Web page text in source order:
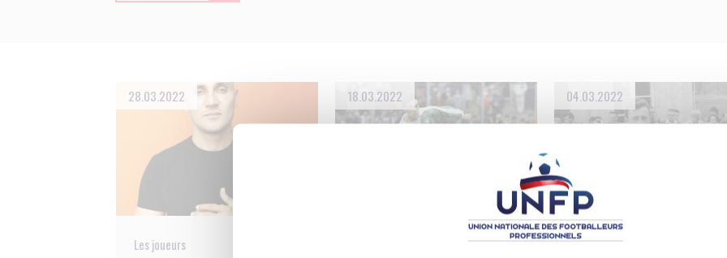
28.03.2022
Les joueurs
18.03.2022 04.03.2022
Les joueurs